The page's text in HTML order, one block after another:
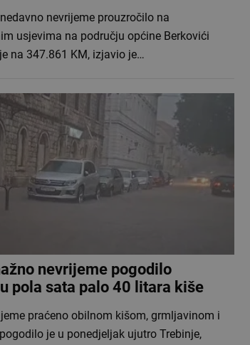
nevrijeme prouzročilo na
usjevima na području općine Berkovići
na 347.861 KM, izjavio je…
nevrijeme pogodilo
pola sata palo 40 litara kiše
praćeno obilnom kišom, grmljavinom i
je u ponedjeljak ujutro Trebinje,